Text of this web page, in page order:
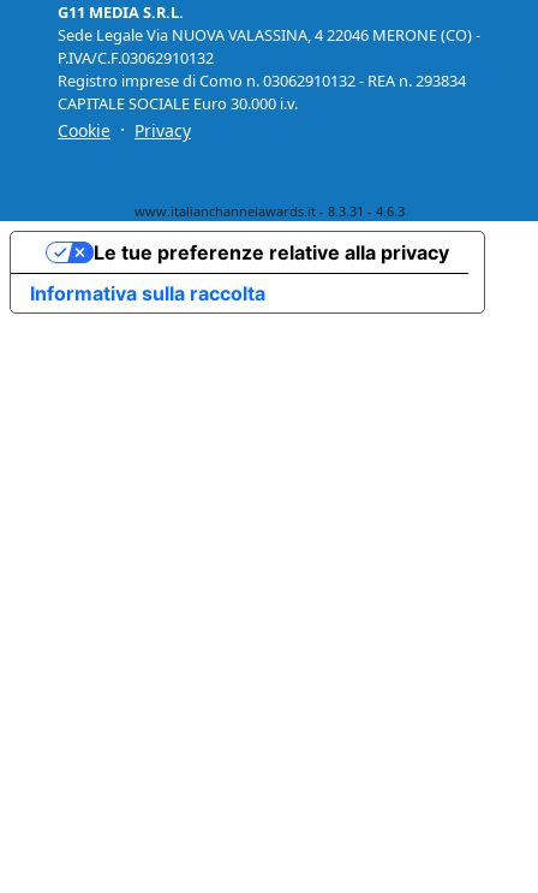
G11 MEDIA S.R.L.
Sede Legale Via NUOVA VALASSINA, 4 22046 MERONE (CO) -
P.IVA/C.F.03062910132
Registro imprese di Como n. 03062910132 - REA n. 293834
CAPITALE SOCIALE Euro 30.000 i.v.
Cookie · Privacy
www.italianchannelawards.it - 8.3.31 - 4.6.3
Informativa sulla raccolta
Le tue preferenze relative alla privacy